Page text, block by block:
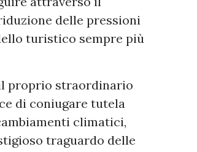
delle pressioni
turistico sempre più
proprio straordinario
di coniugare tutela
climatici,
traguardo delle